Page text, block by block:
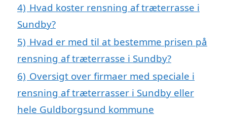
4) Hvad koster rensning af træterrasse i
Sundby?
5) Hvad er med til at bestemme prisen på
rensning af træterrasse i Sundby?
6) Oversigt over firmaer med speciale i
rensning af træterrasser i Sundby eller
hele Guldborgsund kommune